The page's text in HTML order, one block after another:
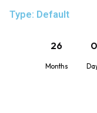
Type: Default
26
Months
0